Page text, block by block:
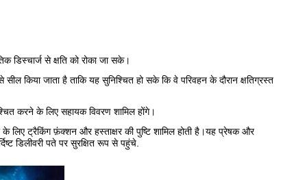
डिस्चार्ज से क्षति को रोका जा सके।
किया जाता है ताकि यह सुनिश्चित हो सके कि वे परिवहन के दौरान क्षतिग्रस्त
करने के लिए सहायक विवरण शामिल होंगे।
के लिए ट्रैकिंग फ़ंक्शन और हस्ताक्षर की पुष्टि शामिल होती है।यह प्रेषक और
डिलीवरी पते पर सुरक्षित रूप से पहुंचे.